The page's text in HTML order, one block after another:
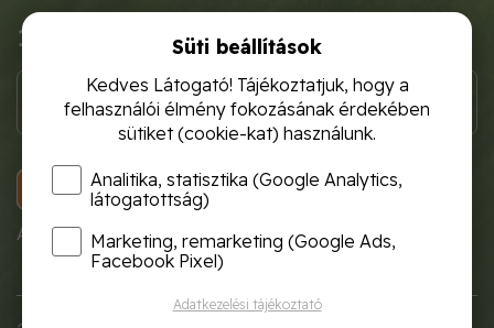
1 120 Ft
KOSÁRBA
A termék átmenetileg nem rendelhető!
Süti beállítások
Kedves Látogató! Tájékoztatjuk, hogy a
felhasználói élmény fokozásának érdekében
sütiket (cookie-kat) használunk.
Analitika, statisztika (Google Analytics,
látogatottság)
Marketing, remarketing (Google Ads,
Facebook Pixel)
Adatkezelési tájékoztató